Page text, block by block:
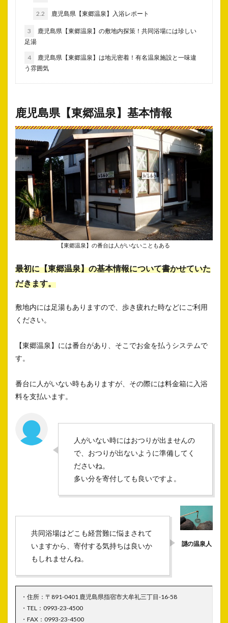
2.2 鹿児島県【東郷温泉】入浴レポート
3
鹿児島県【東郷温泉】の敷地内探策！共同浴場には珍しい
足湯
4
鹿児島県【東郷温泉】は地元密着！有名温泉施設と一味違
う雰囲気
鹿児島県【東郷温泉】基本情報
【東郷温泉】の番台は人がいないこともある
最初に【東郷温泉】の基本情報について書かせていた
だきます。
敷地内には足湯もありますので、歩き疲れた時などにご利用
ください。
【東郷温泉】には番台があり、そこでお金を払うシステムで
す。
番台に人がいない時もありますが、その際には料金箱に入浴
料を支払います。
人がいない時にはおつりが出ませんの
で、おつりが出ないように準備してく
ださいね。
多い分を寄付しても良いですよ。
共同浴場はどこも経営難に悩まされて
いますから、寄付する気持ちは良いか
もしれませんね。
・住所：〒891-0401 鹿児島県指宿市大牟礼三丁目-16-58
・TEL：0993-23-4500
・FAX：0993-23-4500